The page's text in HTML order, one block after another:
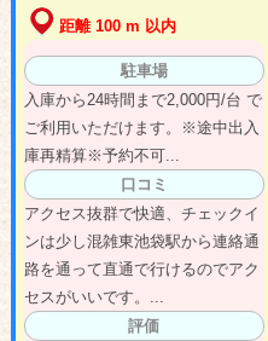
距離 100 m 以内
駐車場
入庫から24時間まで2,000円/台 で
ご利用いただけます。※途中出入
庫再精算※予約不可...
口コミ
アクセス抜群で快適、チェックイ
ンは少し混雑東池袋駅から連絡通
路を通って直通で行けるのでアク
セスがいいです。...
評価